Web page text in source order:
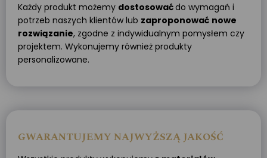
Każdy produkt możemy dostosowaćdo wymagań i
potrzeb naszych klientów lub zaproponować nowe
rozwiązanie, zgodne z indywidualnym pomysłem czy
projektem. Wykonujemy również produkty
personalizowane.
GWARANTUJEMY NAJWYŻSZĄ JAKOŚĆ